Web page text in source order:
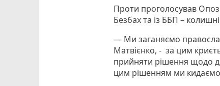
Проти проголосував
Безбах та із ББП –
— Ми заганяємо
Матвієнко, - за цим
прийняти рішення щодо
цим рішенням ми кидаємо